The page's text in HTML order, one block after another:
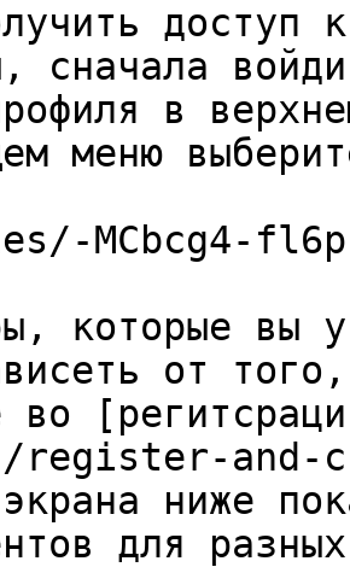
доступ
сначала
в
меню
MCbcg4-
которые вы
от
во
register-and-
ниже
для